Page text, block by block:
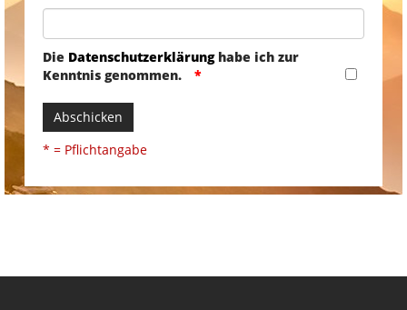
Die Datenschutzerklärunghabe ich zur
Kenntnis genommen.
Abschicken
* = Pflichtangabe